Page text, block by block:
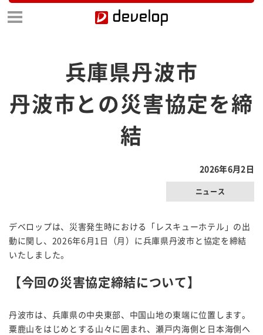
兵庫県丹波市
丹波市との災害協定を締
結
2026年6月2日
ニュース
デベロップは、災害発生時における「レスキューホテル」の出
動に関し、2026年6月1日（月）に兵庫県丹波市と協定を締結
いたしました。
【今回の災害協定締結について】
丹波市は、兵庫県の中央東部、中国山地の東端に位置します。
粟鹿山をはじめとする山々に囲まれ、瀬戸内海側と日本海側へ